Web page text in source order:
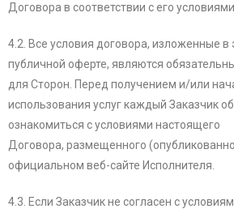
Договора в соответствии с его условиями.
4.2. Все условия договора, изложенные в
публичной оферте, являются
для Сторон. Перед получением и/или
использования услуг каждый Заказчик
ознакомиться с условиями настоящего
Договора, размещенного
официальном веб-сайте Исполнителя.
4.3. Если Заказчик не согласен с